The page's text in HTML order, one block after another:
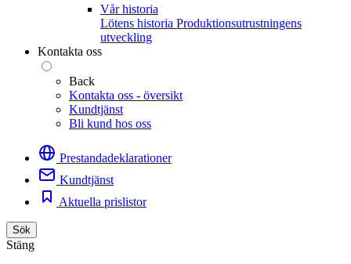
Vår historia
Lötens historia Produktionsutrustningens
utveckling
Kontakta oss
Back
Kontakta oss - översikt
Kundtjänst
Bli kund hos oss
Prestandadeklarationer
Kundtjänst
Aktuella prislistor
Sök
Stäng